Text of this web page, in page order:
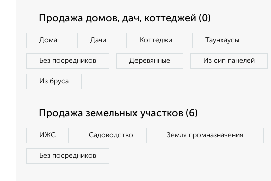
Продажа домов, дач, коттеджей (0)
Дома Дачи Коттеджи Таунхаусы
Без посредников Деревянные Из сип панелей
Из бруса
Продажа земельных участков (6)
ИЖС Садоводство Земля промназначения
Без посредников